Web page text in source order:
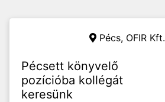
Pécs, OFIR Kft.
Pécsett könyvelő
pozícióba kollégát
keresünk